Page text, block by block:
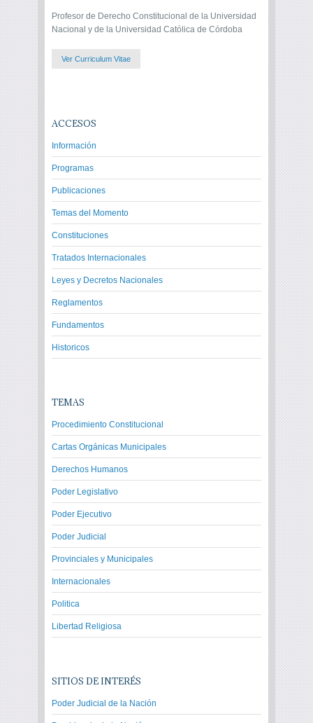
Profesor de Derecho Constitucional de la Universidad
Nacional y de la Universidad Católica de Córdoba
Ver Curriculum Vitae
ACCESOS
Información
Programas
Publicaciones
Temas del Momento
Constituciones
Tratados Internacionales
Leyes y Decretos Nacionales
Reglamentos
Fundamentos
Historicos
TEMAS
Procedimiento Constitucional
Cartas Orgánicas Municipales
Derechos Humanos
Poder Legislativo
Poder Ejecutivo
Poder Judicial
Provinciales y Municipales
Internacionales
Politica
Libertad Religiosa
SITIOS DE INTERÉS
Poder Judicial de la Nación